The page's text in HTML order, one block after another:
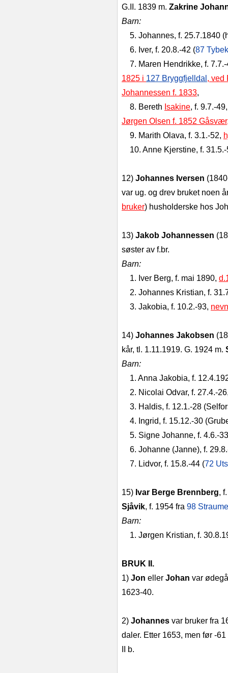
G.II. 1839 m. Zakrine
Barn:
5. Johannes, f. 25.7.1840
6. Iver, f. 20.8.-42 (87
7. Maren Hendrikke, f.
1825 i 127 Bryggfjelldal , ved
Johannessen f. 1833,
8. Bereth Isakine, f. 9.7.-
Jørgen Olsen f. 1852
9. Marith Olava, f. 3.1.-52,
10. Anne Kjerstine, f. 31.5.-
12) Johannes Iversen
var ug. og drev bruket noen
bruker) husholderske hos
13) Jakob Johannessen
søster av f.br.
Barn:
1. Iver Berg, f. mai 1890,
2. Johannes Kristian, f.
3. Jakobia, f. 10.2.-93,
14) Johannes Jakobsen
kår, tl. 1.11.1919. G. 1924 m.
Barn:
1. Anna Jakobia, f.
2. Nicolai Odvar, f. 27.4.-
3. Haldis, f. 12.1.-28
4. Ingrid, f. 15.12.-30
5. Signe Johanne, f. 4.6.-
6. Johanne (Janne), f.
7. Lidvor, f. 15.8.-44 (72
15) Ivar Berge Brennberg,
Sjåvik, f. 1954 fra 98
Barn:
1. Jørgen Kristian, f.
BRUK II.
1) Jon eller Johan var
1623-40.
2) Johannes var bruker fra
daler. Etter 1653, men før -
II b.